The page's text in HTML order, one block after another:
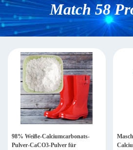
Match 58
98% Weiße-Calciumcarbonats-
Pulver-CaCO3-Pulver für